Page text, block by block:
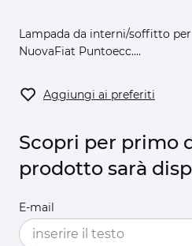
Lampada da interni/soffitto
NuovaFiat Puntoecc....
Aggiungi ai preferiti
Scopri per primo
prodotto sarà
E-mail